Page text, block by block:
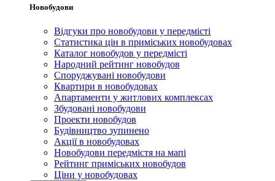
Новобудови
Відгуки про новобудови у передмісті
Статистика цін в приміських новобудовах
Каталог новобудов у передмісті
Народний рейтинг новобудов
Споруджувані новобудови
Квартири в новобудовах
Апартаменти у житлових комплексах
Збудовані новобудови
Проекти новобудов
Будівництво зупинено
Акції в новобудовах
Новобудови передмістя на мапі
Рейтинг приміських новобудов
Ціни у новобудовах